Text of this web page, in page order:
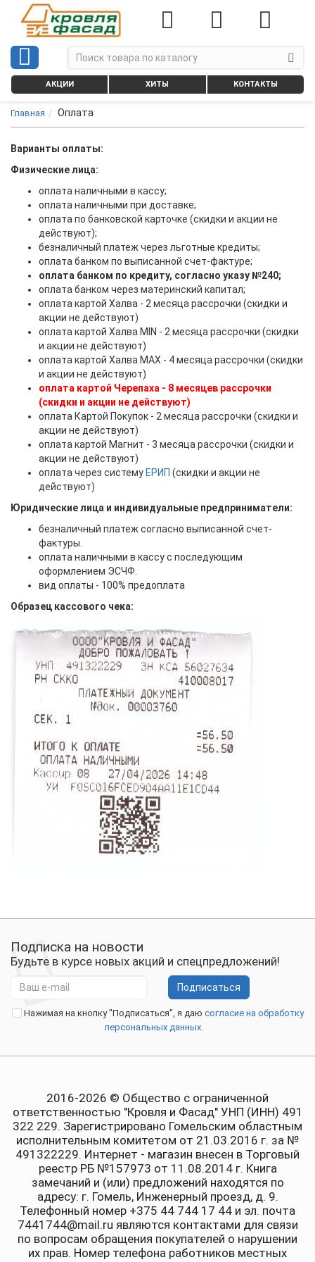
АКЦИИ ХИТЫ КОНТАКТЫ
Главная Оплата
Варианты оплаты:
Физические лица:
оплата наличными в кассу;
оплата наличными при доставке;
оплата по банковской карточке (скидки и акции не
действуют);
безналичный платеж через льготные кредиты;
оплата банком по выписанной счет-фактуре;
оплата банком по кредиту, согласно указу №240;
оплата банком через материнский капитал;
оплата картой Халва - 2 месяца рассрочки (скидки и
акции не действуют)
оплата картой Халва MIN - 2 месяца рассрочки (скидки
и акции не действуют)
оплата картой Халва MAX - 4 месяца рассрочки (скидки
и акции не действуют)
оплата картой Черепаха - 8 месяцев рассрочки
(скидки и акции не действуют)
оплата Картой Покупок - 2 месяца рассрочки (скидки и
акции не действуют)
оплата картой Магнит - 3 месяца рассрочки (скидки и
акции не действуют)
оплата через систему ЕРИП (скидки и акции не
действуют)
Юридические лица и индивидуальные предприниматели:
безналичный платеж согласно выписанной счет-
фактуры.
оплата наличными в кассу с последующим
оформлением ЭСЧФ.
вид оплаты - 100% предоплата
Образец кассового чека:
Подписка на новости
Будьте в курсе новых акций и спецпредложений!
Подписаться
Нажимая на кнопку "Подписаться", я даю согласие на обработку
персональных данных.
2016-2026 © Общество с ограниченной
ответственностью "Кровля и Фасад" УНП (ИНН) 491
322 229. Зарегистрировано Гомельским областным
исполнительным комитетом от 21.03.2016 г. за №
491322229. Интернет - магазин внесен в Торговый
реестр РБ №157973 от 11.08.2014 г. Книга
замечаний и (или) предложений находятся по
адресу: г. Гомель, Инженерный проезд, д. 9.
Телефонный номер +375 44 744 17 44 и эл. почта
7441744@mail.ru являются контактами для связи
по вопросам обращения покупателей о нарушении
их прав. Номер телефона работников местных